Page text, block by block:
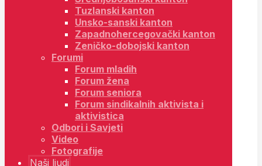
Tuzlanski kanton
Unsko-sanski kanton
Zapadnohercegovački kanton
Zeničko-dobojski kanton
Forumi
Forum mladih
Forum žena
Forum seniora
Forum sindikalnih aktivista i
aktivistica
Odbori i Savjeti
Video
Fotografije
Naši ljudi